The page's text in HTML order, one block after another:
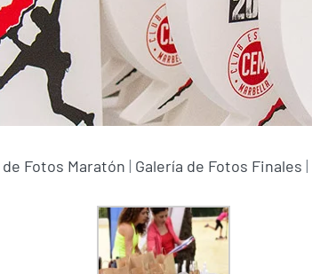
de Fotos Maratón | Galería de Fotos Finales |